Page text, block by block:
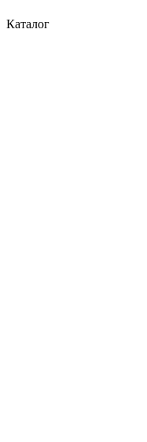
Каталог